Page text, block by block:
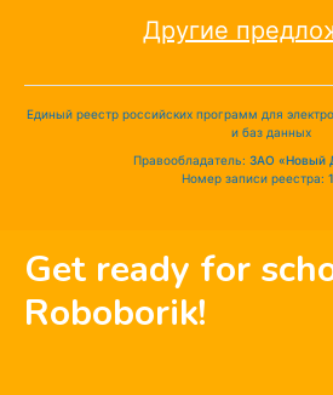
Другие
Единый реестр российских программ для
и баз данных
Правообладатель: ЗАО «Новый
Номер записи реестра:
Get ready for
Roboborik!